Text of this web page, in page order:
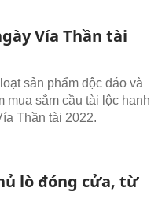
Vía Thần tài
sản phẩm độc đáo và
mua sắm cầu tài lộc hanh
Thần tài 2022.
lò đóng cửa, từ